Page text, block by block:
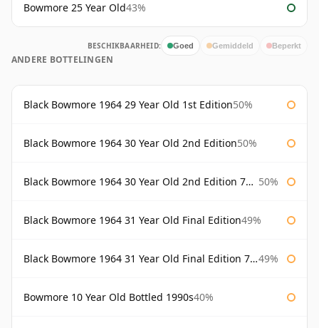
Bowmore 25 Year Old43%
BESCHIKBAARHEID: Goed Gemiddeld Beperkt
ANDERE BOTTELINGEN
Black Bowmore 1964 29 Year Old 1st Edition50%
Black Bowmore 1964 30 Year Old 2nd Edition50%
Black Bowmore 1964 30 Year Old 2nd Edition 75cl 50%
Black Bowmore 1964 31 Year Old Final Edition49%
Black Bowmore 1964 31 Year Old Final Edition 75cl 49%
Bowmore 10 Year Old Bottled 1990s40%